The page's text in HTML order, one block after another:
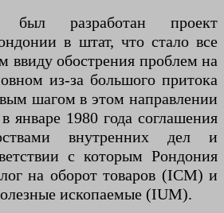
разработан проект
в штат, что стало все
ввиду обострения проблем на
из-за большого притока
шагом в этом направлении
январе 1980 года соглашения
внутренних дел и
с которым Рондония
на оборот товаров (ICM) и
ископаемые (IUM).